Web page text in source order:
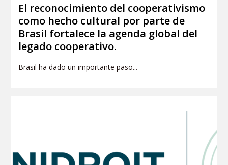
El reconocimiento del cooperativismo
como hecho cultural por parte de
Brasil fortalece la agenda global del
legado cooperativo.
Brasil ha dado un importante paso...